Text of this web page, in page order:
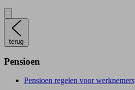
terug
Pensioen
Pensioen regelen voor werknemers